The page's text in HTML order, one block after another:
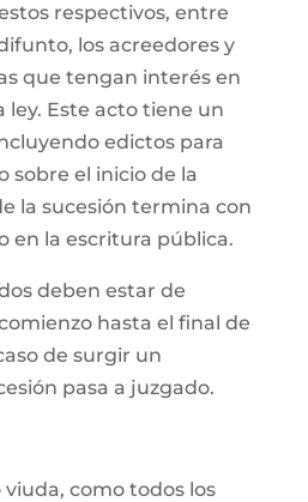
respectivos, entre
los acreedores y
que tengan interés en
ley. Este acto tiene un
edictos para
sobre el inicio de la
la sucesión termina con
en la escritura pública.
deben estar de
hasta el final de
de surgir un
pasa a juzgado.
como todos los